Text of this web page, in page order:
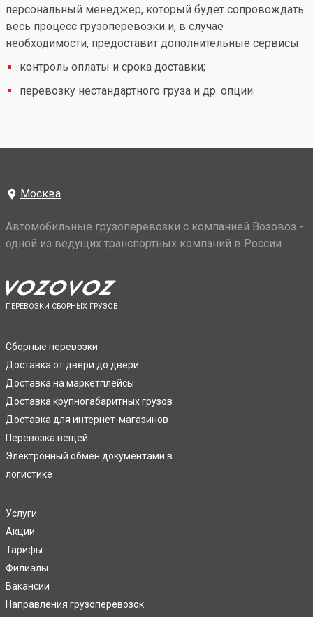
персональный менеджер, который будет сопровождать
весь процесс грузоперевозки и, в случае
необходимости, предоставит дополнительные сервисы:
контроль оплаты и срока доставки;
перевозку нестандартного груза и др. опции.
Москва
Автомобильные грузоперевозки с компанией Возовоз -
одной из ведущих транспортных компаний в России
ПЕРЕВОЗКИ СБОРНЫХ ГРУЗОВ
Сборные перевозки
Доставка от двери до двери
Доставка на маркетплейсы
Доставка крупногабаритных грузов
Доставка для интернет-магазинов
Перевозка вещей
Электронный обмен документами в
логистике
Услуги
Акции
Тарифы
Филиалы
Вакансии
Направления грузоперевозок